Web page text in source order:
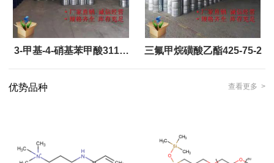
3-甲基-4-硝基苯甲酸3113- 三氟甲烷磺酸乙酯425-75-2
优势品种 查看更多 >